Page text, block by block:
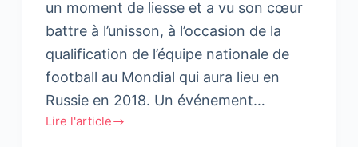
un moment de liesse et a vu son cœur
battre à l’unisson, à l’occasion de la
qualification de l’équipe nationale de
football au Mondial qui aura lieu en
Russie en 2018. Un événement…
Lire l'article
Entretien